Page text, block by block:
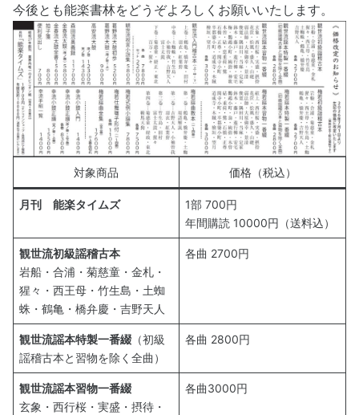
今後とも能楽書林をどうぞよろしくお願いいたします。
対象商品 価格（税込）
月刊 能楽タイムズ
1部 700円
年間購読 10000円（送料込）
観世流初級謡稽古本
岩船・合浦・菊慈童・金札・
猩々・西王母・竹生島・土蜘
蛛・鶴亀・橋弁慶・吉野天人
各曲 2700円
観世流謡本特製一番綴 （初級
謡稽古本と習物を除く全曲）
各曲 2800円
観世流謡本習物一番綴
玄象・西行桜・実盛・摂待・
各曲3000円